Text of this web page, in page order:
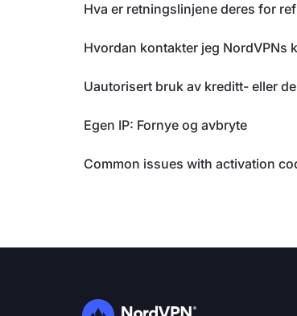
Hva er retningslinjene deres for
Hvordan kontakter jeg NordVPNs
Uautorisert bruk av kreditt- eller
Egen IP: Fornye og avbryte
Common issues with activation